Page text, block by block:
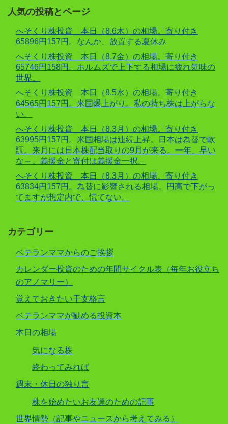
人気の投稿とページ
へそくり株投資 本日（8.6木）の相場。寄り付き
65896円157円。なんか、放置する夏休み
へそくり株投資 本日（8.7金）の相場。寄り付き
65746円158円。ホルムズで上下する相場に疲れ気味の
世界。
へそくり株投資 本日（8.5水）の相場。寄り付き
64565円157円。米国爆上がり。私の持ち株は上がらな
い。
へそくり株投資 本日（8.3月）の相場。寄り付き
63995円157円。米国相場は連続上昇。日本は為替で軟
調。来月には日本株配当取りの9月が来る。一年、早い
な～。義援金と寄付は義援金一択。
へそくり株投資 本日（8.3月）の相場。寄り付き
63834円157円。為替に影響される相場。円高で下がっ
てますが想定内で、慌てない。
カテゴリー
ベテランママからのご挨拶
カレンダー投資のための年間サイクル表（毎年お役立ち
のアノマリー）
覚えておきたい干支格言
ベテランママが勧める投資本
本日の相場
気になる株
終わってみれば
週末・休日の独り言
株を始めたいお友達のための記事
世界情勢（記事やニュースから考えてみる）